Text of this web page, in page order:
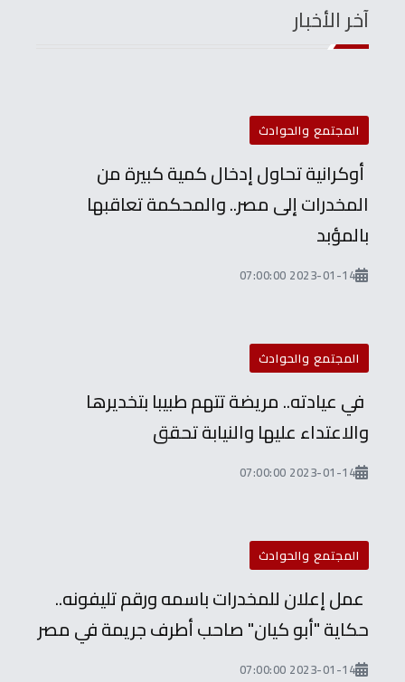
آخر الأخبار
المجتمع والحوادث
أوكرانية تحاول إدخال كمية كبيرة من
المخدرات إلى مصر.. والمحكمة تعاقبها
بالمؤبد
2023-01-14 07:00:00
المجتمع والحوادث
في عيادته.. مريضة تتهم طبيبا بتخديرها
والاعتداء عليها والنيابة تحقق
2023-01-14 07:00:00
المجتمع والحوادث
عمل إعلان للمخدرات باسمه ورقم تليفونه..
حكاية "أبو كيان" صاحب أطرف جريمة في مصر
2023-01-14 07:00:00